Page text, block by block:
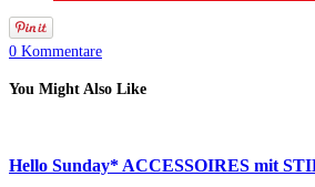
0 Kommentare
You Might Also Like
Hello Sunday* ACCESSOIRES mit